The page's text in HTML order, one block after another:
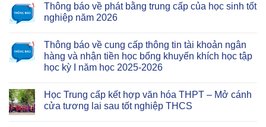
Thông báo về phát bằng trung cấp của học sinh tốt
nghiệp năm 2026
Thông báo về cung cấp thông tin tài khoản ngân
hàng và nhận tiền học bổng khuyến khích học tập
học kỳ I năm học 2025-2026
Học Trung cấp kết hợp văn hóa THPT – Mở cánh
cửa tương lai sau tốt nghiệp THCS